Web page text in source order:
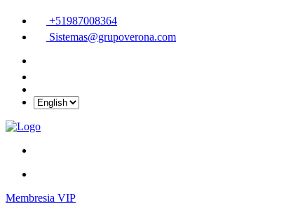
+51987008364
Sistemas@grupoverona.com
Membresia VIP